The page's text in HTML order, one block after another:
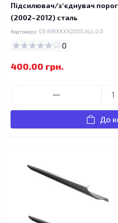
Підсилювач/зʼєднувач
(2002–2012) сталь
Код товару: 03.WBXXXX2000.ALL.0.0
0
400.00 грн.
До